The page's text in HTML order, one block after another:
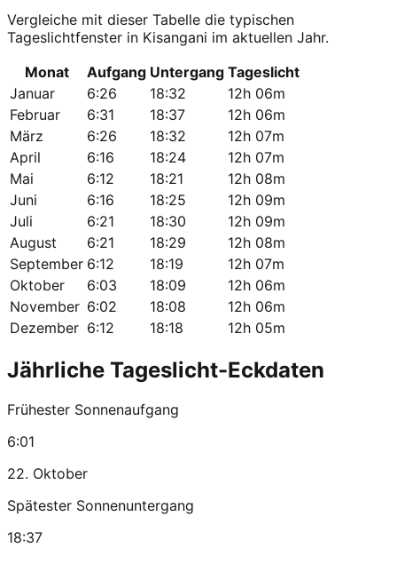
Vergleiche mit dieser Tabelle die typischen
Tageslichtfenster in Kisangani im aktuellen Jahr.
Monat
Aufgang Untergang Tageslicht
Januar
6:26 18:32
12h 06m
Februar
6:31 18:37
12h 06m
März
6:26 18:32
12h 07m
April
6:16 18:24
12h 07m
Mai
6:12 18:21
12h 08m
Juni
6:16 18:25
12h 09m
Juli
6:21 18:30
12h 09m
August
6:21 18:29
12h 08m
September 6:12 18:19
12h 07m
Oktober
6:03 18:09
12h 06m
November 6:02 18:08
12h 06m
Dezember 6:12 18:18 12h 05m
Jährliche Tageslicht-Eckdaten
Frühester Sonnenaufgang
6:01
22. Oktober
Spätester Sonnenuntergang
18:37